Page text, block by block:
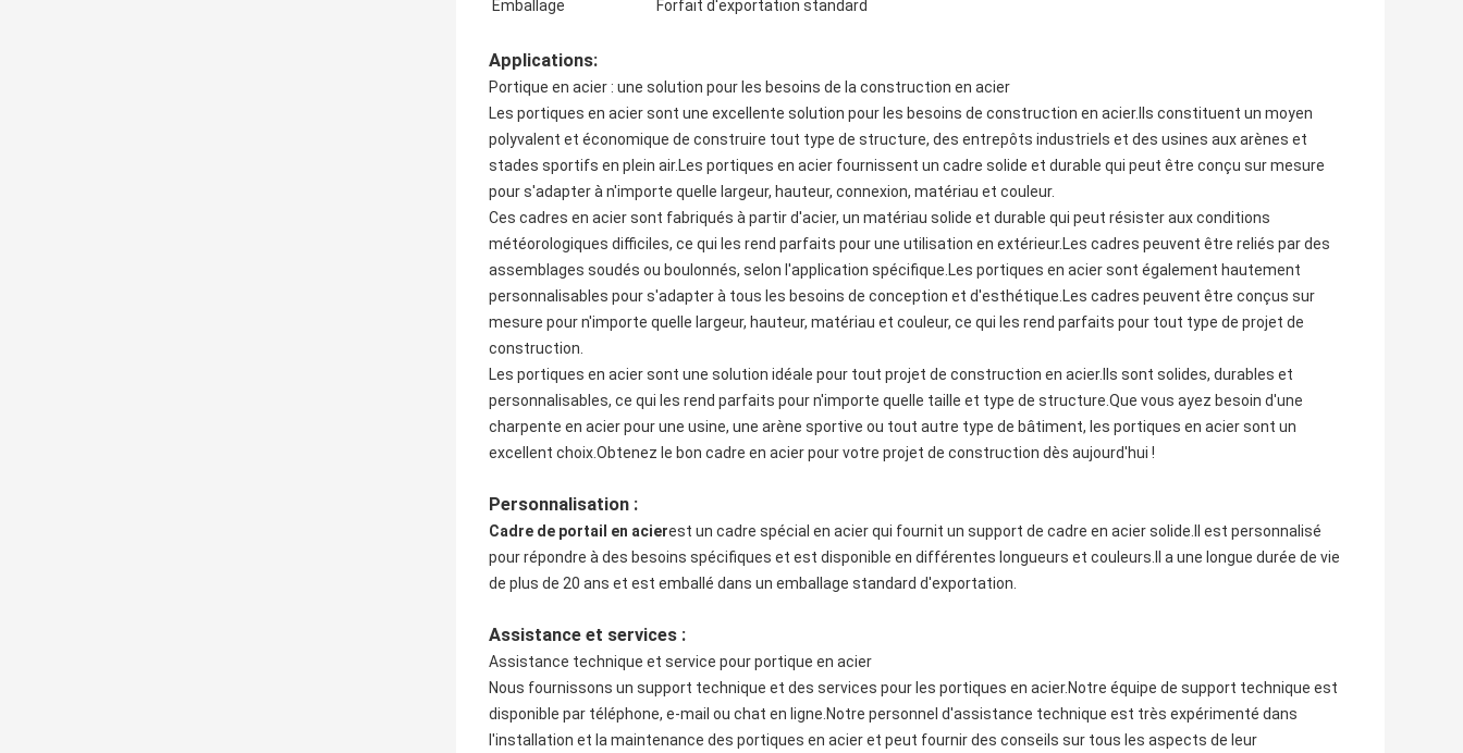
Emballage
Forfait d'exportation standard
Applications:
Portique en acier : une solution pour les besoins de la construction en acier
Les portiques en acier sont une excellente solution pour les besoins de construction en acier.Ils constituent un moyen
polyvalent et économique de construire tout type de structure, des entrepôts industriels et des usines aux arènes et
stades sportifs en plein air.Les portiques en acier fournissent un cadre solide et durable qui peut être conçu sur mesure
pour s'adapter à n'importe quelle largeur, hauteur, connexion, matériau et couleur.
Ces cadres en acier sont fabriqués à partir d'acier, un matériau solide et durable qui peut résister aux conditions
météorologiques difficiles, ce qui les rend parfaits pour une utilisation en extérieur.Les cadres peuvent être reliés par des
assemblages soudés ou boulonnés, selon l'application spécifique.Les portiques en acier sont également hautement
personnalisables pour s'adapter à tous les besoins de conception et d'esthétique.Les cadres peuvent être conçus sur
mesure pour n'importe quelle largeur, hauteur, matériau et couleur, ce qui les rend parfaits pour tout type de projet de
construction.
Les portiques en acier sont une solution idéale pour tout projet de construction en acier.Ils sont solides, durables et
personnalisables, ce qui les rend parfaits pour n'importe quelle taille et type de structure.Que vous ayez besoin d'une
charpente en acier pour une usine, une arène sportive ou tout autre type de bâtiment, les portiques en acier sont un
excellent choix.Obtenez le bon cadre en acier pour votre projet de construction dès aujourd'hui !
Personnalisation :
Cadre de portail en acierest un cadre spécial en acier qui fournit un support de cadre en acier solide.Il est personnalisé
pour répondre à des besoins spécifiques et est disponible en différentes longueurs et couleurs.Il a une longue durée de vie
de plus de 20 ans et est emballé dans un emballage standard d'exportation.
Assistance et services :
Assistance technique et service pour portique en acier
Nous fournissons un support technique et des services pour les portiques en acier.Notre équipe de support technique est
disponible par téléphone, e-mail ou chat en ligne.Notre personnel d'assistance technique est très expérimenté dans
l'installation et la maintenance des portiques en acier et peut fournir des conseils sur tous les aspects de leur